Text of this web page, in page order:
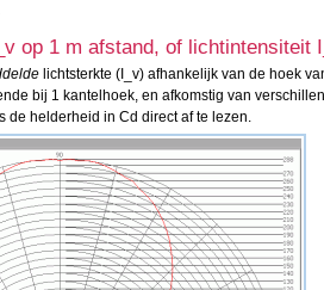
op 1 m afstand, of lichtintensiteit
lichtsterkte (I_v) afhankelijk van de hoek
bij 1 kantelhoek, en afkomstig van
de helderheid in Cd direct af te lezen.